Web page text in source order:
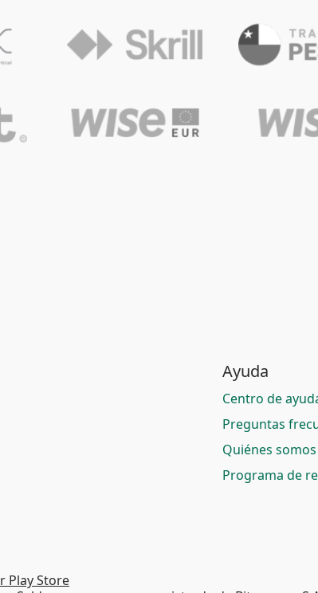
Ayuda
Centro de
Preguntas
Quiénes somos
Programa de